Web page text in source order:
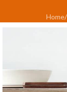
Home